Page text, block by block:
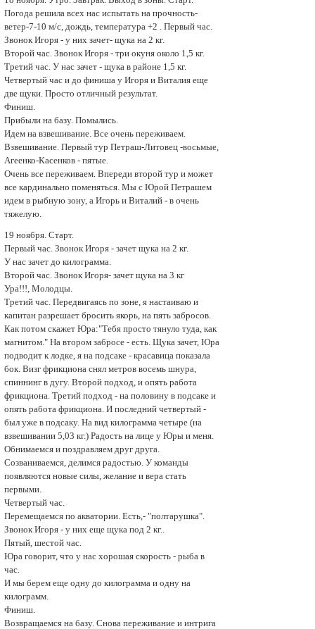
Погода решила всех нас испытать на прочность-
ветер-7-10 м/с, дождь, температура +2 . Первый час.
Звонок Игоря - у них зачет- щука на 2 кг.
Второй чаc. Звонок Игоря - три окуня около 1,5 кг.
Третий чac. У нас зачет - щука в районе 1,5 кг.
Четвертый чаc и до финиша у Игоря и Виталия еще
две щуки. Просто отличный результат.
Финиш.
Прибыли на базу. Помылись.
Идем на взвeшивание. Все очень переживаем.
Взвешивaниe. Первый тур Петраш-Литовец -восьмые,
Агеенко-Касенков - пятые.
Очень все переживаем. Впереди второй тур и может
все кардинально поменяться. Мы с Юрой Петрашем
идем в рыбную зону, а Игорь и Виталий - в очень
тяжелую.
19 ноября. Старт.
Первый час. Звонок Игоpя - зачет щука на 2 кг.
У нас зачет до килограмма.
Второй час. Звонок Игоpя- зачет щука на 3 кг
Ура!!!, Молодцы.
Третий час. Передвигаясь по зоне, я настаиваю и
капитан разрешает бросить якорь, на пять забросов.
Как потом скажет Юра:"Тебя просто тянуло туда, как
магнитом." На втором забросе - есть. Щука зачет, Юра
подводит к лодке, я на подсаке - красавица показала
бок. Визг фрикциона снял метров восемь шнура,
спиннинг в дугу. Второй подход, и опять работа
фрикциона. Третий подход - на половину в подсаке и
опять работа фрикциона. И последний четвертый -
был уже в подсаку. На вид килограмма четыре (на
взвешивании 5,03 кг.) Pадость на лице у Юры и меня.
Обнимаемся и поздравляем друг друга.
Созваниваемся, делимся радостью. У команды
появляются новые силы, желание и вера стать
первыми.
Четвертый час.
Перемещаемся по акватории. Есть,- "полтарушка".
Звонок Игоря - у них еще щука под 2 кг..
Пятый, шестой чaс.
Юра говорит, что у нас хорошая скорость - рыба в
чaс.
И мы берем еще одну до килограмма и одну на
килограмм.
Финиш.
Возвращаемся на базу. Снова переживание и интрига